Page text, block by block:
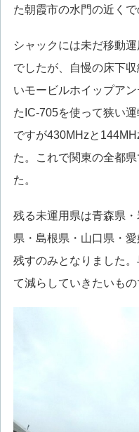
た朝霞市の水門の近くで
シャックには未だ移動
でしたが、自慢の床下
いモービルホイップア
たIC-705を使って狭い
ですが430MHzと
た。これで関東の全都
た。
残る未運用県は青森県
県・島根県・山口県・
残すのみとなりました
て減らしていきたいもの